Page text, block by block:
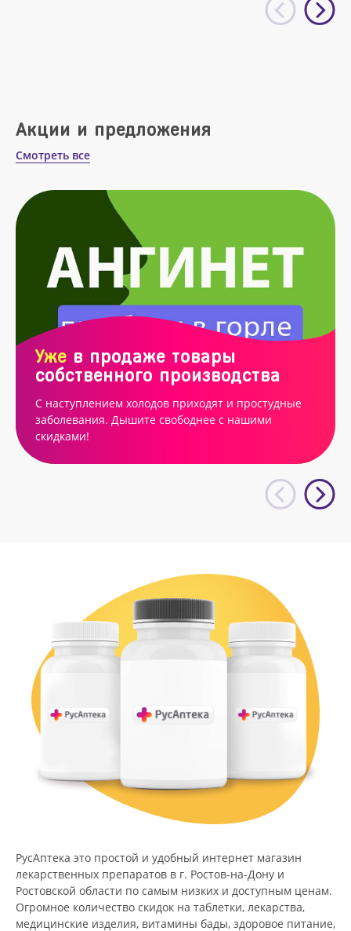
Акции и предложения
Смотреть все
Уже в продаже товары
собственного производства
С наступлением холодов приходят и простудные
заболевания. Дышите свободнее с нашими
скидками!
РусАптека это простой и удобный интернет магазин
лекарственных препаратов в г. Ростов-на-Дону и
Ростовской области по самым низких и доступным ценам.
Огромное количество скидок на таблетки, лекарства,
медицинские изделия, витамины бады, здоровое питание,